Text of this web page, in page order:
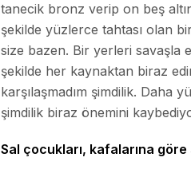
tanecik bronz verip on beş
şekilde yüzlerce tahtası olan
size bazen. Bir yerleri savaşla
şekilde her kaynaktan biraz
karşılaşmadım şimdilik. Daha
şimdilik biraz önemini
Sal çocukları, kafalarına göre